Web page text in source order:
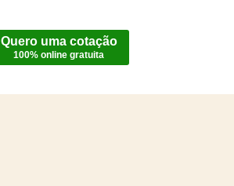
Quero uma cotação
100% online gratuita